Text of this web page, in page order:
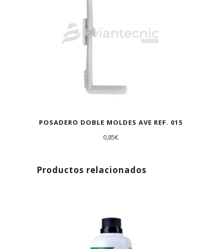
POSADERO DOBLE MOLDES AVE REF. 015
0,85€
Productos relacionados